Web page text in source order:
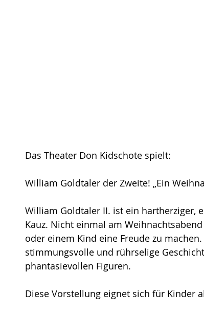
Das Theater Don Kidschote spielt:
William Goldtaler der Zweite! „Ein
William Goldtaler II. ist ein hartherziger,
Kauz. Nicht einmal am
oder einem Kind eine Freude zu
stimmungsvolle und rührselige
phantasievollen Figuren.
Diese Vorstellung eignet sich für Kinder